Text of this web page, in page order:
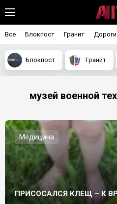
Все Блокпост Гранит Дороги
Блокпост Гранит
музей военной
Медицина
ПРИСОСАЛСЯ КЛЕЩ – К